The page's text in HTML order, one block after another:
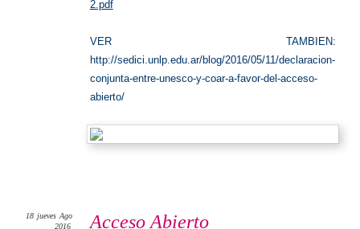
2.pdf
VER TAMBIEN:
http://sedici.unlp.edu.ar/blog/2016/05/11/declaracion-
conjunta-entre-unesco-y-coar-a-favor-del-acceso-
abierto/
Acceso Abierto
18 jueves Ago
2016